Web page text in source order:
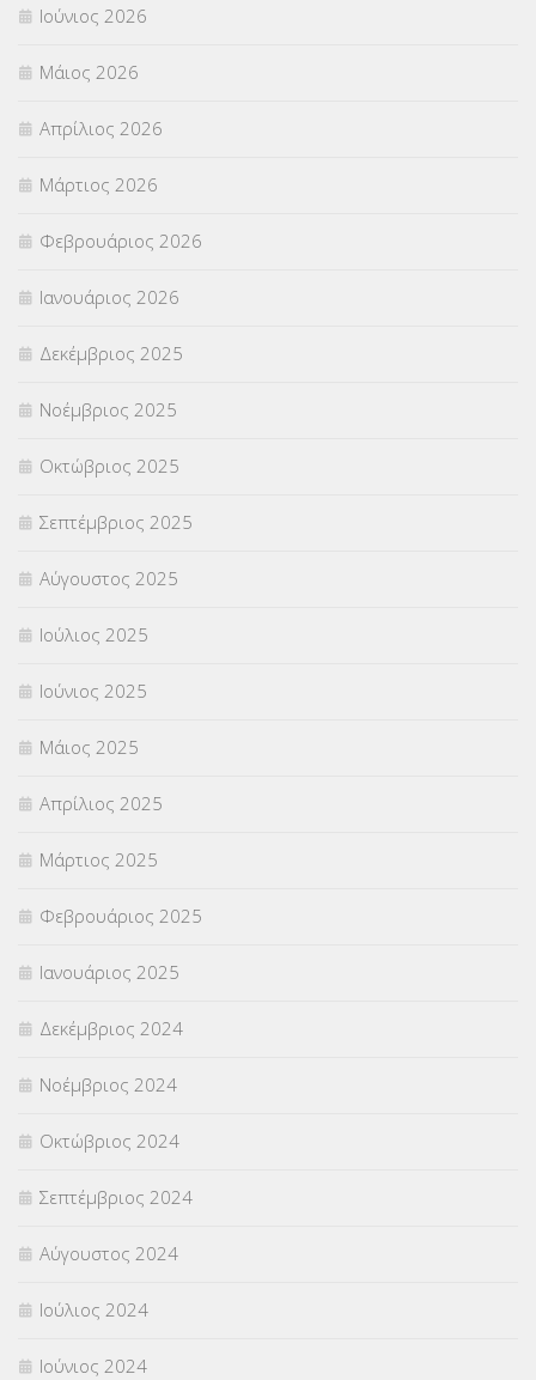
Ιούνιος 2026
Μάιος 2026
Απρίλιος 2026
Μάρτιος 2026
Φεβρουάριος 2026
Ιανουάριος 2026
Δεκέμβριος 2025
Νοέμβριος 2025
Οκτώβριος 2025
Σεπτέμβριος 2025
Αύγουστος 2025
Ιούλιος 2025
Ιούνιος 2025
Μάιος 2025
Απρίλιος 2025
Μάρτιος 2025
Φεβρουάριος 2025
Ιανουάριος 2025
Δεκέμβριος 2024
Νοέμβριος 2024
Οκτώβριος 2024
Σεπτέμβριος 2024
Αύγουστος 2024
Ιούλιος 2024
Ιούνιος 2024